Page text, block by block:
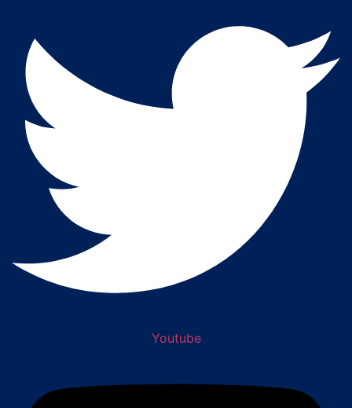
Youtube